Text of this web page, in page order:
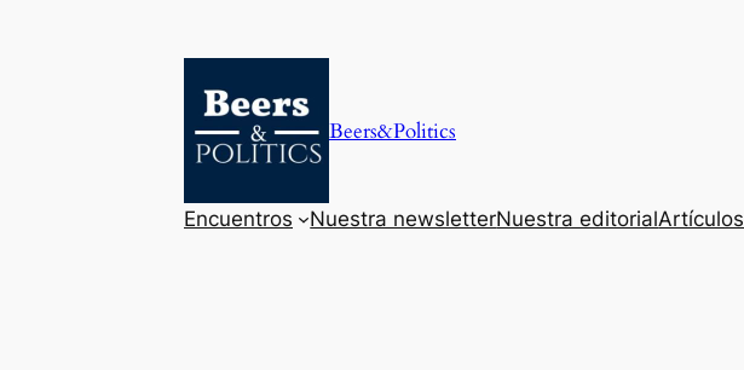
Beers&Politics
Encuentros Nuestra newsletterNuestra editorialArtículos